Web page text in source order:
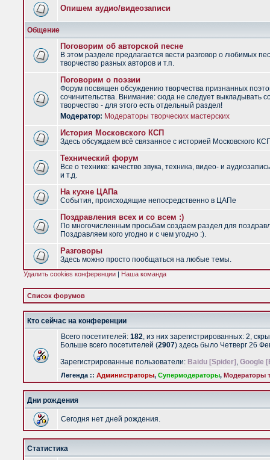
Опишем аудио/видеозаписи
Общение
Поговорим об авторской песне
В этом разделе предлагается вести разговор о любимых
творчество разных авторов и т.п.
Поговорим о поэзии
Форум посвящен обсуждению творчества признанных
сочинительства. Внимание: сюда не следует выкладывать
творчество - для этого есть отдельный раздел!
Модератор: Модераторы творческих мастерских
История Московского КСП
Здесь обсуждаем всё связанное с историей Московского
Технический форум
Все о технике: качество звука, техника, видео- и
и т.д.
На кухне ЦАПа
События, происходящие непосредственно в ЦАПе
Поздравления всех и со всем :)
По многочисленным просьбам создаем раздел для
Поздравляем кого угодно и с чем угодно :).
Разговоры
Здесь можно просто пообщаться на любые темы.
Удалить cookies конференции | Наша команда
Список форумов
Кто сейчас на конференции
Всего посетителей: 182, из них зарегистрированных: 2,
Больше всего посетителей (2907) здесь было Четверг 26
Зарегистрированные пользователи: Baidu [Spider] , Google
Легенда :: Администраторы, Супермодераторы, Модераторы
Дни рождения
Сегодня нет дней рождения.
Статистика